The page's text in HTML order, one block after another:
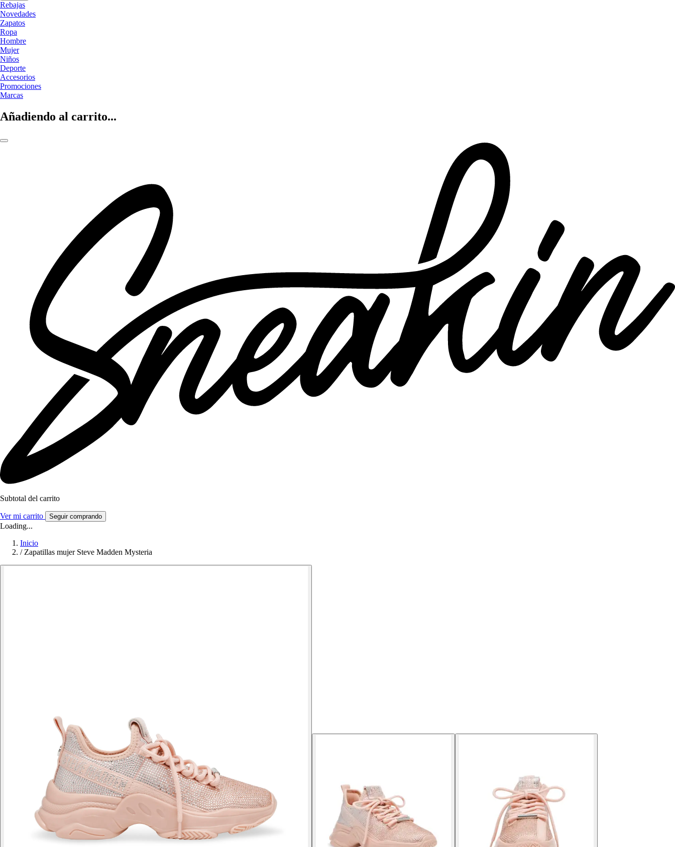
Rebajas
Novedades
Zapatos
Ropa
Hombre
Mujer
Niños
Deporte
Accesorios
Promociones
Marcas
Añadiendo al carrito...
Subtotal del carrito
Ver mi carrito Seguir comprando
Loading...
Inicio
/ Zapatillas mujer Steve Madden Mysteria